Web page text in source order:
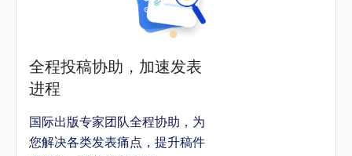
全程投稿协助，加速发表
进程
国际出版专家团队全程协助，为
您解决各类发表痛点，提升稿件